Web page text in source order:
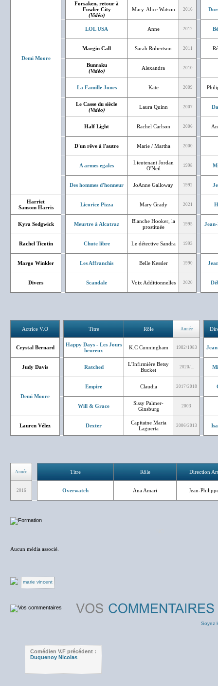
Demi Moore
Forsaken, retour à
Fowler City
(Vidéo)
Mary-Alice Watson 2016
LOL USA Anne 2012
Margin Call Sarah Robertson 2011
Bunraku
(Vidéo)
Alexandra 2010
La Famille Jones Kate 2009
Le Casse du siècle
(Vidéo)
Laura Quinn 2007
Half Light Rachel Carlson 2006
D'un rêve à l'autre Marie / Martha 2000
A armes egales
Lieutenant Jordan
O'Neil
1998
Des hommes d'honneur JoAnne Galloway 1992
Harriet
Sansom Harris
Licorice Pizza Mary Grady 2021
Kyra Sedgwick Meurtre à Alcatraz
Blanche Hooker, la
prostituée
1995
Rachel Ticotin Chute libre Le détective Sandra 1993
Margo Winkler Les Affranchis Belle Kessler 1990
Divers Scandale Voix Additionnelles 2020
Actrice V.O Titre Rôle Année
Crystal Bernard
Happy Days - Les Jours
heureux
K.C Cunningham 1982/1983
Judy Davis Ratched
L'Infirmière Betsy
Bucket
2020/...
Demi Moore
Empire Claudia 2017/2018
Will & Grace
Sissy Palmer-
Ginsburg
2003
Lauren Vélez Dexter
Capitaine Maria
Laguerta
2006/2013
Année Titre Rôle Direction
2016 Overwatch Ana Amari Jean-
Aucun média associé.
marie vincent
Soyez
Comédien V.F précédent :
Duquenoy Nicolas